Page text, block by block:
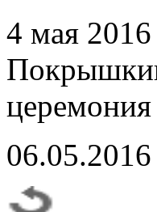
4 мая
06.05.2016